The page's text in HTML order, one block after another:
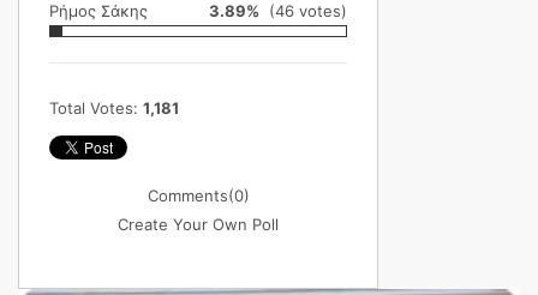
Ρήμος Σάκης 3.89% (46 votes)
Total Votes: 1,181
Comments(0)
Create Your Own Poll